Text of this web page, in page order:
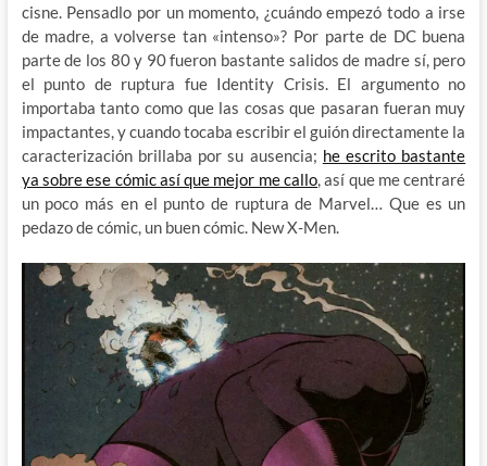
cisne. Pensadlo por un momento, ¿cuándo empezó todo a irse
de madre, a volverse tan «intenso»? Por parte de DC buena
parte de los 80 y 90 fueron bastante salidos de madre sí, pero
el punto de ruptura fue Identity Crisis. El argumento no
importaba tanto como que las cosas que pasaran fueran muy
impactantes, y cuando tocaba escribir el guión directamente la
caracterización brillaba por su ausencia; he escrito bastante
ya sobre ese cómic así que mejor me callo , así que me centraré
un poco más en el punto de ruptura de Marvel… Que es un
pedazo de cómic, un buen cómic. New X-Men.